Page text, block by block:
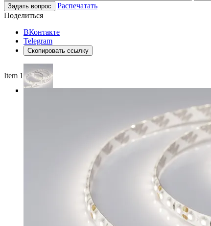
Задать вопрос
Распечатать
Поделиться
ВКонтакте
Telegram
Скопировать ссылку
Item 1 of 4